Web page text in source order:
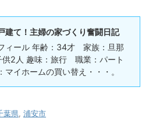
建て！主婦の家づくり奮闘日記
ィール 年齢：34才 家族：旦那
供2人 趣味：旅行 職業：パート
マイホームの買い替え・・・。
葉県 浦安市